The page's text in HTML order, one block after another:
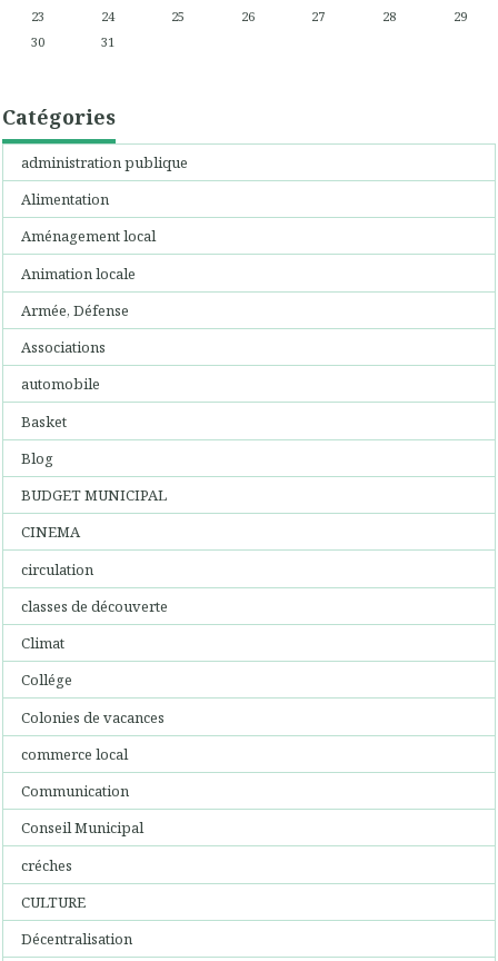
23
24 25 26 27 28
29
30
31
Catégories
administration publique
Alimentation
Aménagement local
Animation locale
Armée, Défense
Associations
automobile
Basket
Blog
BUDGET MUNICIPAL
CINEMA
circulation
classes de découverte
Climat
Collége
Colonies de vacances
commerce local
Communication
Conseil Municipal
créches
CULTURE
Décentralisation